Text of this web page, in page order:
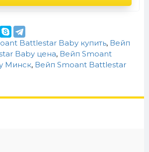
Battlestar Baby купить, Вейп
Baby цена, Вейп Smoant
Минск, Вейп Smoant Battlestar